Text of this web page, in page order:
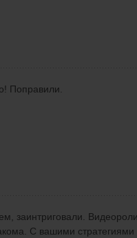
Поправили.
заинтриговали.
С вашими стратегиями